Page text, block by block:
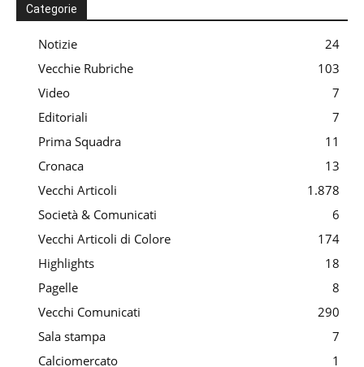
Categorie
Notizie
24
Vecchie Rubriche
103
Video
7
Editoriali
7
Prima Squadra
11
Cronaca
13
Vecchi Articoli
1.878
Società & Comunicati
6
Vecchi Articoli di Colore
174
Highlights
18
Pagelle
8
Vecchi Comunicati
290
Sala stampa
7
Calciomercato
1